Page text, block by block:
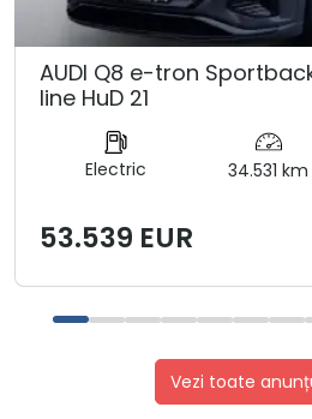
AUDI Q8 e-tron
line HuD 21
Electric 34.531 km
53.539 EUR
Vezi toate